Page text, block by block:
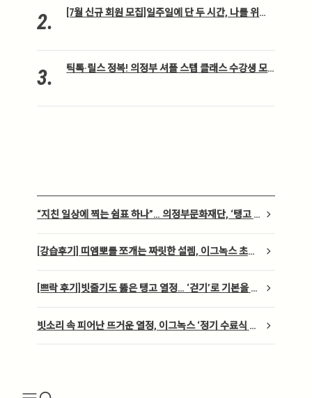
.
[7월 신규 회원 모집]일주일에 단 두 시간, 나를 위한
.
틱톡·릴스 정복! 의정부 셔플 스텝 클래스 수강생 모
“지친 일상에 찍는 쉼표 하나”… 의정부문화재단, ‘탱고 테
chevron_right
[강습후기] 띠엠뽀를 쪼개는 짜릿한 설렘, 이그녹스 초급
chevron_right
[쁘락 후기]빗줄기도 뚫은 탱고 열정… ‘걷기’로 기본을 다
chevron_right
빗소리 속 피어난 뜨거운 열정, 이그녹스 ‘정기 수료식 밀
chevron_right